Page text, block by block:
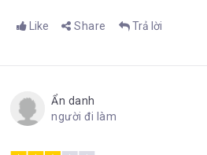
Like Share Trả lời
Ẩn danh
người đi làm